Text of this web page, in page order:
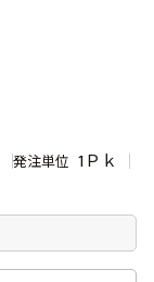
発注単位 1Ｐｋ